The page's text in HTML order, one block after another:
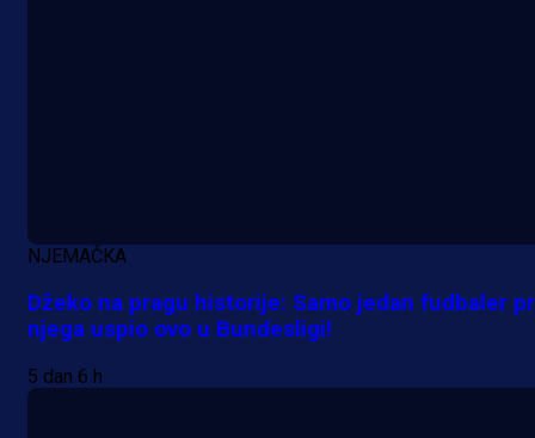
NJEMAČKA
Džeko na pragu historije: Samo jedan fudbaler
njega uspio ovo u Bundesligi!
5 dan 6 h